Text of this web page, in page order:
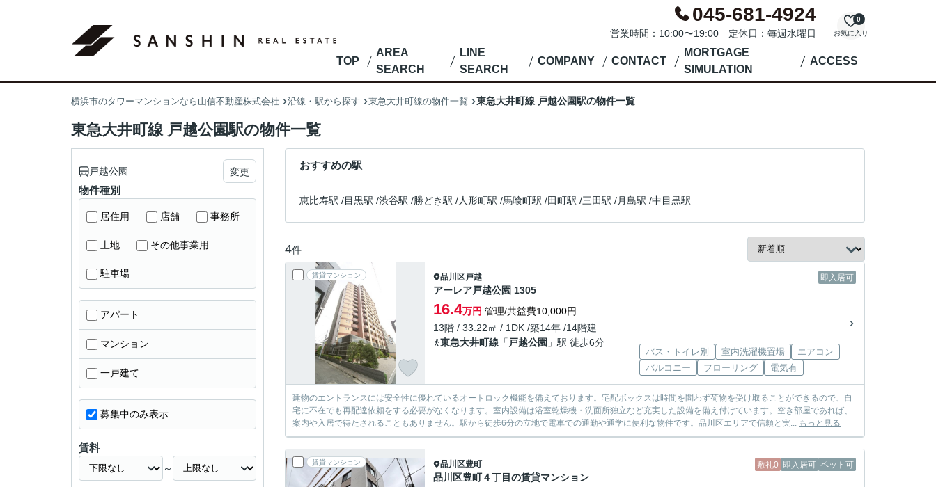
045-681-4924
営業時間：10:00〜19:00 定休日：毎週水曜日 お気に入り
0
TOP
AREA
SEARCH
LINE
SEARCH
COMPANY CONTACT
MORTGAGE
SIMULATION
ACCESS
横浜市のタワーマンションなら山信不動産株式会社 沿線・駅から探す 東急大井町線の物件一覧 東急大井町線 戸越公園駅の物件一覧
東急大井町線 戸越公園駅の物件一覧
おすすめの駅
恵比寿駅 /目黒駅 /渋谷駅 /勝どき駅 /人形町駅 /馬喰町駅 /田町駅 /三田駅 /月島駅 /中目黒駅
4件
賃貸マンション 即入居可
品川区戸越
アーレア戸越公園 1305
16.4万円 管理/共益費10,000円
13階 / 33.22㎡ / 1DK /築14年 /14階建
東急大井町線 「 戸越公園 」駅 徒歩6分
バス・トイレ別 室内洗濯機置場
エアコン
バルコニー
フローリング 電気有
建物のエントランスには安全性に優れているオートロック機能を備えております。宅配ボックスは時間を問わず荷物を受け取ることができるので、自
宅に不在でも再配達依頼をする必要がなくなります。室内設備は浴室乾燥機・洗面所独立など充実した設備を備え付けています。空き部屋であれば、
案内や入居で待たされることもありません。駅から徒歩6分の立地で電車での通勤や通学に便利な物件です。品川区エリアで信頼と実... もっと見る
賃貸マンション 敷礼0 即入居可 ペット可
品川区豊町
品川区豊町４丁目の賃貸マンション
戸越公園 変更
物件種別
居住用 店舗 事務所
土地 その他事業用
駐車場
アパート
マンション
一戸建て
募集中のみ表示
賃料
～